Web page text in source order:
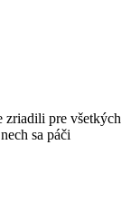
zriadili pre všetkých
sa páči